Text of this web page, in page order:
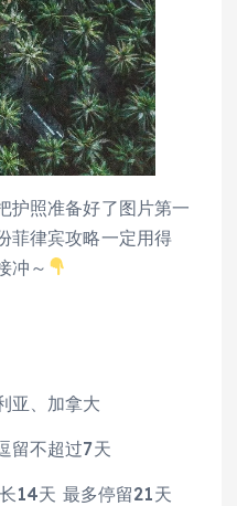
护照准备好了图片第一
菲律宾攻略一定用得
冲～
亚、加拿大
留不超过7天
14天 最多停留21天